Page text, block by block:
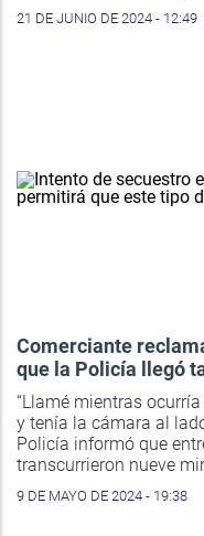
21 DE JUNIO DE 2024 - 12:49
Comerciante
que la Policía llegó
“Llamé mientras
y tenía la cámara al
Policía informó que
transcurrieron nueve
9 DE MAYO DE 2024 - 19:38